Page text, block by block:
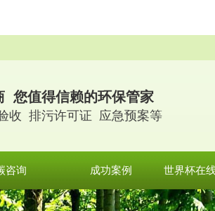
您值得信赖的环保管家
收 排污许可证 应急预案等
咨询 成功案例